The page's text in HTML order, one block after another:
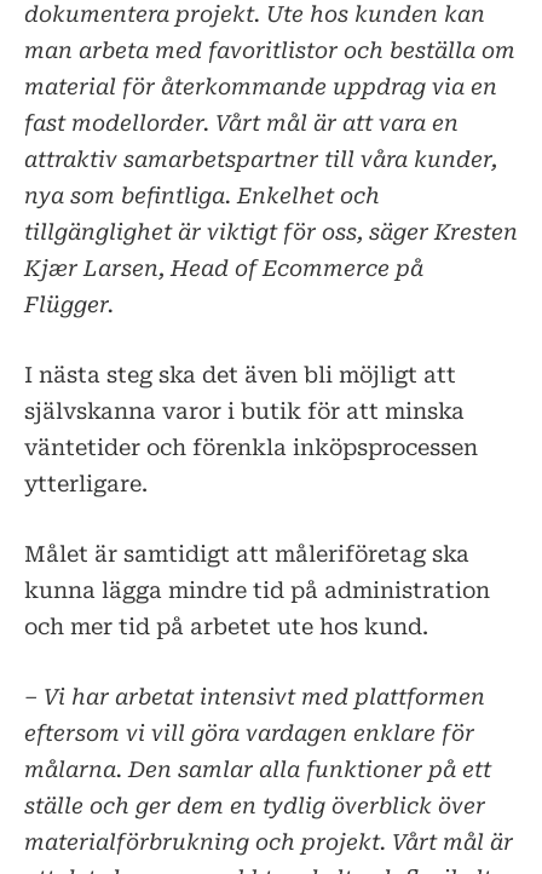
dokumentera projekt. Ute hos kunden kan
man arbeta med favoritlistor och beställa om
material för återkommande uppdrag via en
fast modellorder. Vårt mål är att vara en
attraktiv samarbetspartner till våra kunder,
nya som befintliga. Enkelhet och
tillgänglighet är viktigt för oss, säger Kresten
Kjær Larsen, Head of Ecommerce på
Flügger.
I nästa steg ska det även bli möjligt att
självskanna varor i butik för att minska
väntetider och förenkla inköpsprocessen
ytterligare.
Målet är samtidigt att måleriföretag ska
kunna lägga mindre tid på administration
och mer tid på arbetet ute hos kund.
– Vi har arbetat intensivt med plattformen
eftersom vi vill göra vardagen enklare för
målarna. Den samlar alla funktioner på ett
ställe och ger dem en tydlig överblick över
materialförbrukning och projekt. Vårt mål är